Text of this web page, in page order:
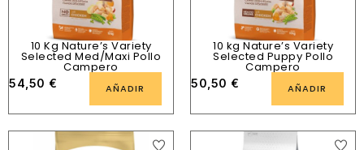
10 Kg Nature’s Variety
Selected Med/Maxi Pollo
Campero
54,50 € AÑADIR
10 kg Nature’s Variety
Selected Puppy Pollo
Campero
50,50 € AÑADIR